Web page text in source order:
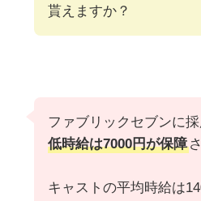
貰えますか？
ファブリックセブンに採
低時給は7000円が保障
キャストの平均時給は